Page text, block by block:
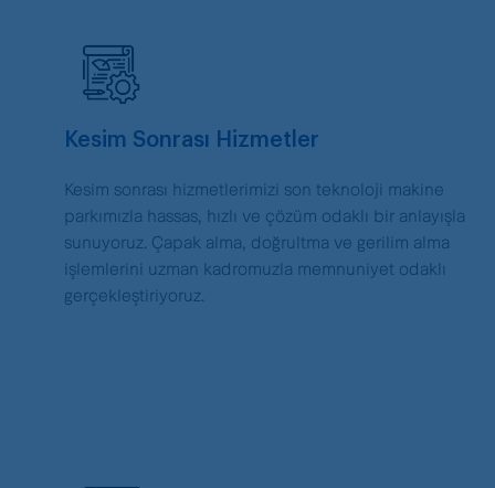
Kesim Sonrası Hizmetler
Kesim sonrası hizmetlerimizi son teknoloji makine
parkımızla hassas, hızlı ve çözüm odaklı bir anlayışla
sunuyoruz. Çapak alma, doğrultma ve gerilim alma
işlemlerini uzman kadromuzla memnuniyet odaklı
gerçekleştiriyoruz.